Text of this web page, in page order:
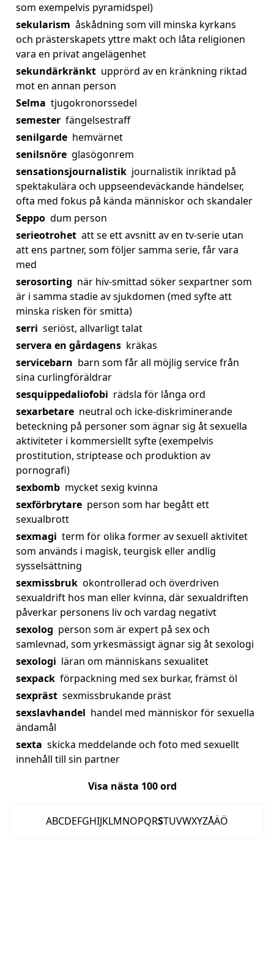
som exempelvis pyramidspel)
sekularism åskådning som vill minska kyrkans
och prästerskapets yttre makt och låta religionen
vara en privat angelägenhet
sekundärkränkt upprörd av en kränkning riktad
mot en annan person
Selma tjugokronorssedel
semester fängelsestraff
senilgarde hemvärnet
senilsnöre glasögonrem
sensationsjournalistik journalistik inriktad på
spektakulära och uppseendeväckande händelser,
ofta med fokus på kända människor och skandaler
Seppo dum person
serieotrohet att se ett avsnitt av en tv-serie utan
att ens partner, som följer samma serie, får vara
med
serosorting när hiv-smittad söker sexpartner som
är i samma stadie av sjukdomen (med syfte att
minska risken för smitta)
serri seriöst, allvarligt talat
servera en gårdagens kräkas
servicebarn barn som får all möjlig service från
sina curlingföräldrar
sesquippedaliofobi rädsla för långa ord
sexarbetare neutral och icke-diskriminerande
beteckning på personer som ägnar sig åt sexuella
aktiviteter i kommersiellt syfte (exempelvis
prostitution, striptease och produktion av
pornografi)
sexbomb mycket sexig kvinna
sexförbrytare person som har begått ett
sexualbrott
sexmagi term för olika former av sexuell aktivitet
som används i magisk, teurgisk eller andlig
sysselsättning
sexmissbruk okontrollerad och överdriven
sexualdrift hos man eller kvinna, där sexualdriften
påverkar personens liv och vardag negativt
sexolog person som är expert på sex och
samlevnad, som yrkesmässigt ägnar sig åt sexologi
sexologi läran om människans sexualitet
sexpack förpackning med sex burkar, främst öl
sexpräst sexmissbrukande präst
sexslavhandel handel med människor för sexuella
ändamål
sexta skicka meddelande och foto med sexuellt
innehåll till sin partner
Visa nästa 100ord
ABCDEFGHIJKLMNOPQRSTUVWXYZÅÄÖ